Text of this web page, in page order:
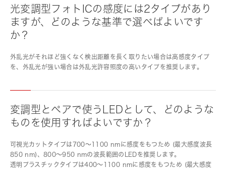
光変調型フォトICの感度には2タイプがあり
ますが、どのような基準で選べばよいです
か？
外乱光がそれほど強くなく検出距離を長く取りたい場合は高感度タイプ
を、外乱光が強い場合は外乱光許容照度の高いタイプを推奨します。
変調型とペアで使うLEDとして、どのような
ものを使用すればよいですか？
可視光カットタイプは700～1100 nmに感度をもつため (最大感度波長
850 nm)、800～950 nmの波長範囲のLEDを推奨します。
透明プラスチックタイプは400～1100 nmに感度をもつため (最大感度